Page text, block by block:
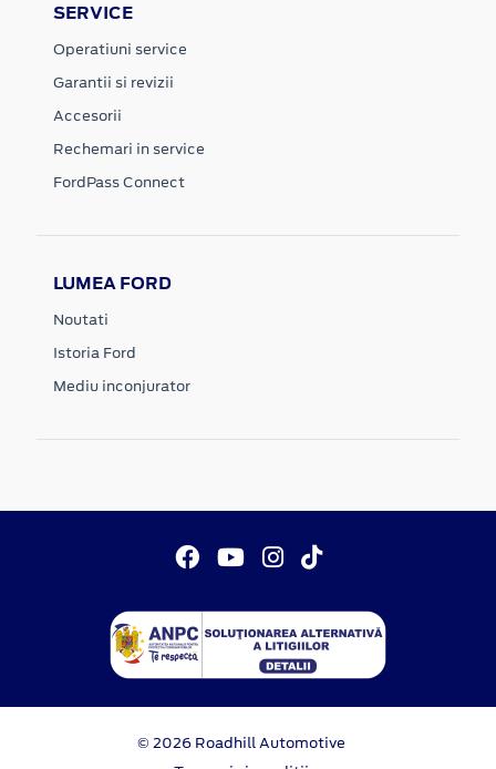
SERVICE
Operatiuni service
Garantii si revizii
Accesorii
Rechemari in service
FordPass Connect
LUMEA FORD
Noutati
Istoria Ford
Mediu inconjurator
© 2026 Roadhill Automotive